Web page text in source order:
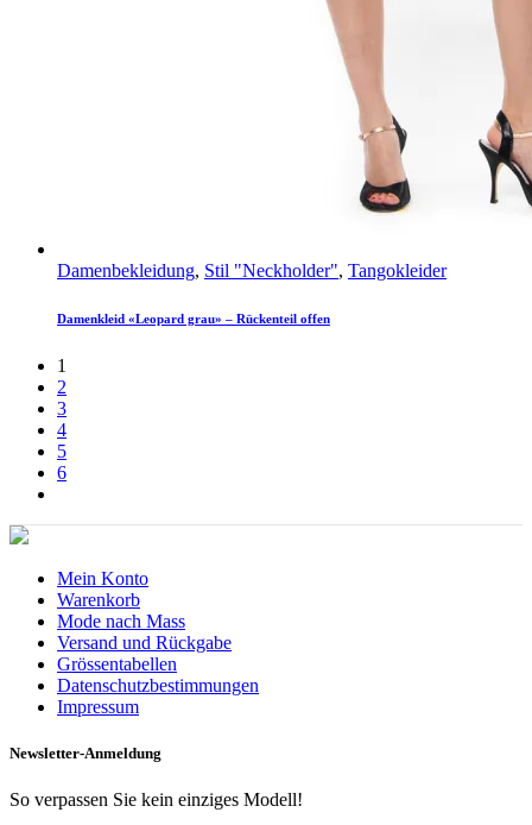
Damenbekleidung, Stil "Neckholder", Tangokleider
Damenkleid «Leopard grau» – Rückenteil offen
1
2
3
4
5
6
Mein Konto
Warenkorb
Mode nach Mass
Versand und Rückgabe
Grössentabellen
Datenschutzbestimmungen
Impressum
Newsletter-Anmeldung
So verpassen Sie kein einziges Modell!